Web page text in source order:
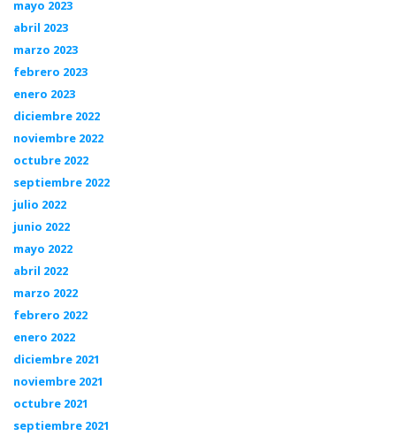
mayo 2023
abril 2023
marzo 2023
febrero 2023
enero 2023
diciembre 2022
noviembre 2022
octubre 2022
septiembre 2022
julio 2022
junio 2022
mayo 2022
abril 2022
marzo 2022
febrero 2022
enero 2022
diciembre 2021
noviembre 2021
octubre 2021
septiembre 2021